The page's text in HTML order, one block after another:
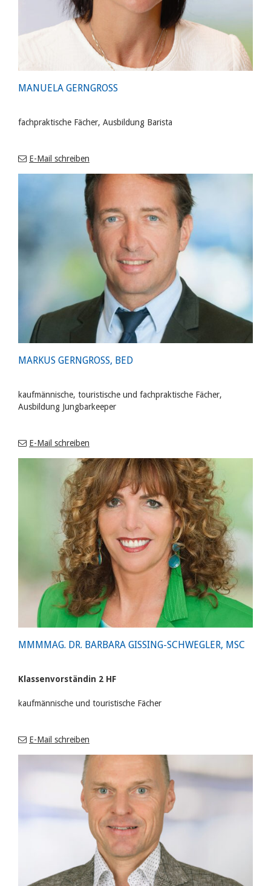
MANUELA GERNGROSS
fachpraktische Fächer, Ausbildung Barista
E-Mail schreiben
MARKUS GERNGROSS, BED
kaufmännische, touristische und fachpraktische Fächer,
Ausbildung Jungbarkeeper
E-Mail schreiben
MMMMAG. DR. BARBARA GISSING-SCHWEGLER, MSC
Klassenvorständin 2 HF
kaufmännische und touristische Fächer
E-Mail schreiben